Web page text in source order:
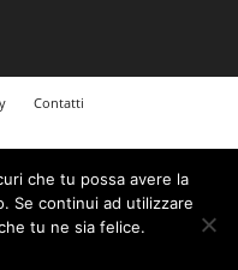
Contatti
Muscari Storytailor - La tua
visita il mio sito web
di: Duepuntozero srls P. Iva
Policy
che tu possa avere la
Se continui ad utilizzare
tu ne sia felice.